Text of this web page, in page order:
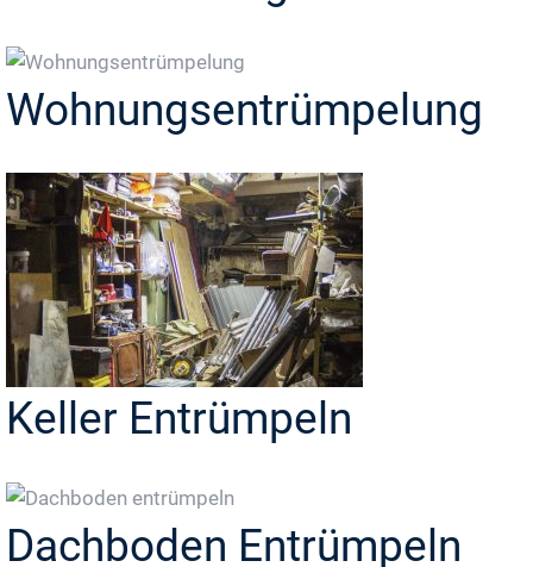
Wohnungsentrümpelung
Keller Entrümpeln
Dachboden Entrümpeln